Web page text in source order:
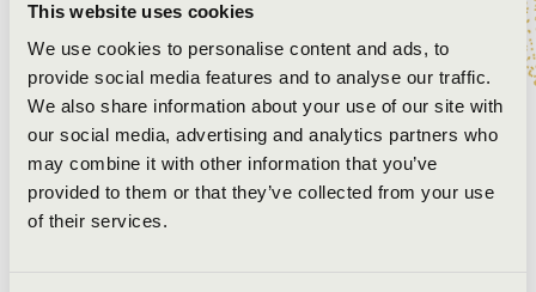
This website uses cookies
We use cookies to personalise content and ads, to
provide social media features and to analyse our traffic.
We also share information about your use of our site with
our social media, advertising and analytics partners who
may combine it with other information that you’ve
provided to them or that they’ve collected from your use
of their services.
Budapesti Fesztiválzenekar
Bereczky Dávid - kürt
vezényel:Takács-Nagy Gábor
MŰSOR:
Haydn: A-dúr szimfónia, No. 87.